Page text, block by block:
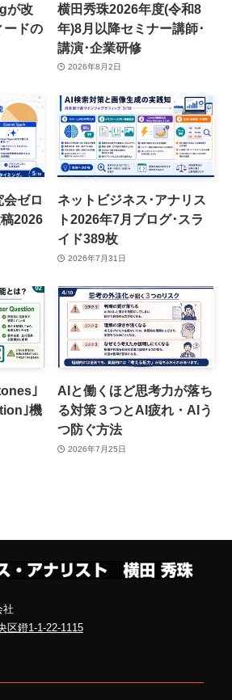
が改
ードの
横田秀珠2026年度(令和8
年)8月以降セミナー講師･
講演･企業研修
2026年8月2日
ゼロ
2026
ネットビジネス･アナリス
ト2026年7月ブログ･スラ
イド389枚
2026年7月31日
｣
｣機
AIと働くほど思考力が落ち
る対策３つとAI疲れ・AIう
つ防ぐ方法
2026年7月25日
社
区鐙1-1-22-1115